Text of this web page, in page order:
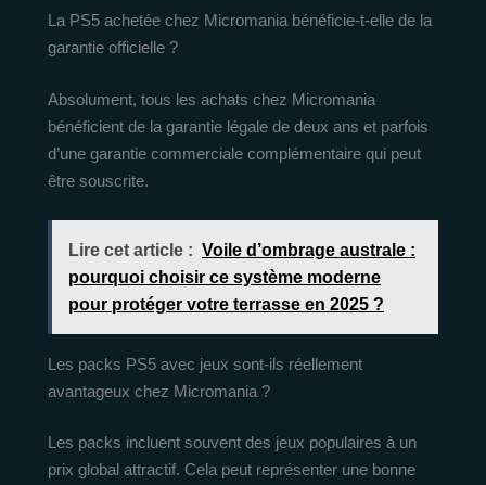
La PS5 achetée chez Micromania bénéficie-t-elle de la
garantie officielle ?
Absolument, tous les achats chez Micromania
bénéficient de la garantie légale de deux ans et parfois
d’une garantie commerciale complémentaire qui peut
être souscrite.
Lire cet article : Voile d’ombrage australe :
pourquoi choisir ce système moderne
pour protéger votre terrasse en 2025 ?
Les packs PS5 avec jeux sont-ils réellement
avantageux chez Micromania ?
Les packs incluent souvent des jeux populaires à un
prix global attractif. Cela peut représenter une bonne